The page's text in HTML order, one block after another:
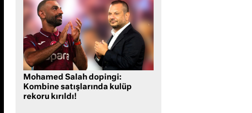
Mohamed Salah dopingi:
Kombine satışlarında kulüp
rekoru kırıldı!